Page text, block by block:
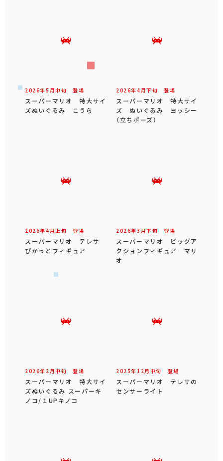
2026年5 月中旬 登場
スーパーマリオ 特大サイ
ズぬいぐるみ こうら
2026年4 月下旬 登場
スーパーマリオ 特大サイ
ズ ぬいぐるみ ヨッシー
（立ちポーズ）
2026年4 月 上旬 登場
スーパーマリオ テレサ
ぴかっとフィギュア
2026年3 月下旬 登場
スーパーマリオ ビッグア
クションフィギュア マリ
オ
2026年 2 月中旬 登場
スーパーマリオ 特大サイ
ズぬいぐるみ スーパーキ
ノコ/１UPキノコ
2025年 12 月 中旬 登場
スーパーマリオ テレサの
センサーライト